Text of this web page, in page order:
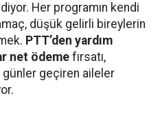
Her programın kendi
düşük gelirli bireylerin
PTT’den yardım
net ödeme fırsatı,
günler geçiren aileler